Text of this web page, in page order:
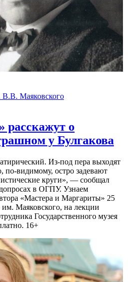
В.В. Маяковского
расскажут о
у Булгакова
Из-под пера выходят
по-видимому, остро задевают
круги», — сообщал
в ОГПУ. Узнаем
«Мастера и Маргариты» 25
им. Маяковского, на лекции
Государственного музея
16+